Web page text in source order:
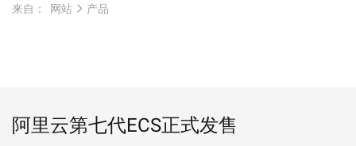
来自：
网站 产品
阿里云第七代ECS正式发售